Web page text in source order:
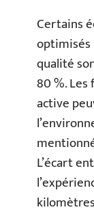
Certains
qualité
80 %.
active
L’écart